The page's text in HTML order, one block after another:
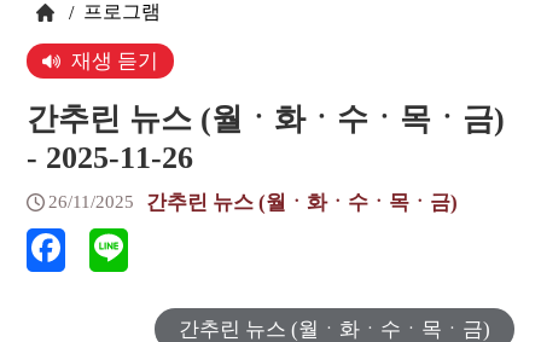
/ 프로그램
재생 듣기
간추린 뉴스 (월ㆍ화ㆍ수ㆍ목ㆍ금)
- 2025-11-26
26/11/2025 간추린 뉴스 (월ㆍ화ㆍ수ㆍ목ㆍ금)
간추린 뉴스 (월ㆍ화ㆍ수ㆍ목ㆍ금)